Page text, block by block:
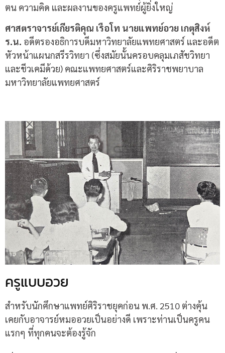
ตน ความคิด และผลงานของครูแพทย์ผู้ยิ่งใหญ่
ศาสตราจารย์เกียรติคุณ เรือโท นายแพทย์อวย เกตุสิงห์
ร.น. อดีตรองอธิการบดีมหาวิทยาลัยแพทยศาสตร์ และอดีต
หัวหน้าแผนกสรีรวิทยา (ซึ่งสมัยนั้นครอบคลุมเภสัชวิทยา
และชีวเคมีด้วย) คณะแพทยศาสตร์และศิริราชพยาบาล
มหาวิทยาลัยแพทยศาสตร์
ครูแบบอวย
สำหรับนักศึกษาแพทย์ศิริราชยุคก่อน พ.ศ. 2510 ต่างคุ้น
เคยกับอาจารย์หมออวยเป็นอย่างดี เพราะท่านเป็นครูคน
แรกๆ ที่ทุกคนจะต้องรู้จัก